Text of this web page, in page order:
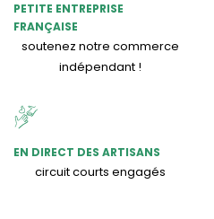
PETITE ENTREPRISE
FRANÇAISE
soutenez notre commerce
indépendant !
EN DIRECT DES ARTISANS
circuit courts engagés